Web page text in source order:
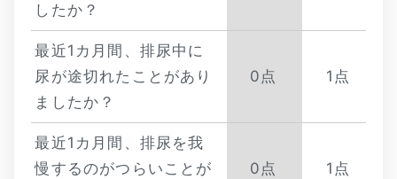
したか？
最近1カ月間、排尿中に
尿が途切れたことがあり
ましたか？
0点 1点
最近1カ月間、排尿を我
慢するのがつらいことが
0点 1点